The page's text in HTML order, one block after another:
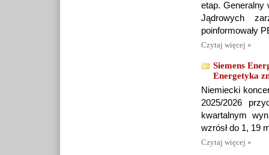
etap. Generalny
Jądrowych
poinformowały
Czytaj więcej »
Siemens
Energetyka
Niemiecki
2025/2026
kwartalnym
wzrósł do 1, 19
Czytaj więcej »